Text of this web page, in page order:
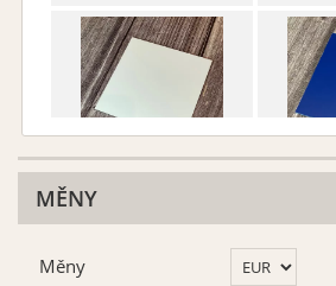
Vybrat
MĚNY
Měny